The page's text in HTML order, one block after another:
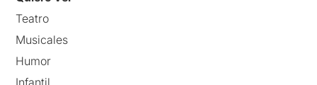
Teatro
Musicales
Humor